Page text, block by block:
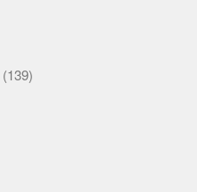
(139)